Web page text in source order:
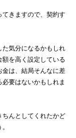
てきますので、契約す
気分になるかもしれ
額を高く設定している
は、結局そんなに差
要はないかもしれま
んとしてくれたかど